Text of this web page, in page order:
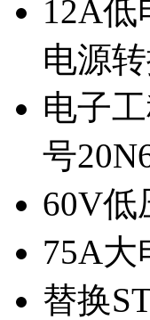
12A低
电源转
电子
号
60V低
75A大
替换